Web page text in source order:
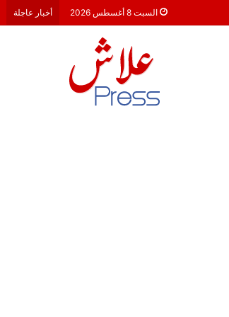
السبت 8 أغسطس 2026 أخبار عاجلة